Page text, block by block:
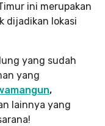
ini merupakan
dijadikan lokasi
yang sudah
yang
,
lainnya yang